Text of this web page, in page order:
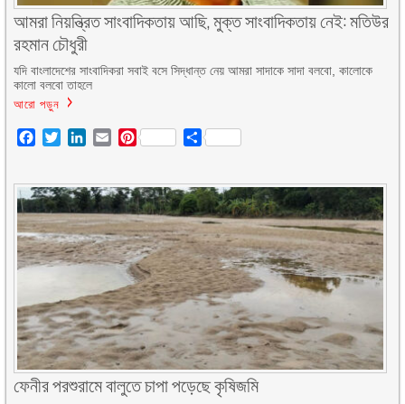
আমরা নিয়ন্ত্রিত সাংবাদিকতায় আছি, মুক্ত সাংবাদিকতায় নেই: মতিউর
রহমান চৌধুরী
যদি বাংলাদেশের সাংবাদিকরা সবাই বসে সিদ্ধান্ত নেয় আমরা সাদাকে সাদা বলবো, কালোকে
কালো বলবো তাহলে
আরো পড়ুন
Facebook
TwitterLinkedIn
EmailPinterest Share
ফেনীর পরশুরামে বালুতে চাপা পড়েছে কৃষিজমি